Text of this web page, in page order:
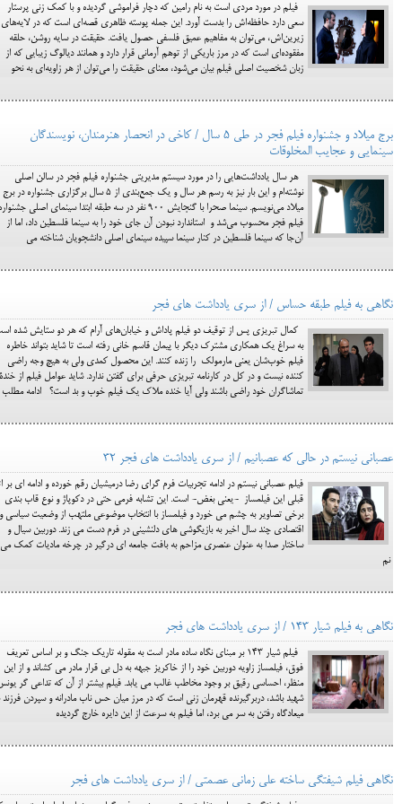
فیلم در مورد مردی است به نام رامین که دچار فراموشی گردیده و با کمک زنی پرستار
سعی دارد حافظه‌اش را بدست آورد. این جمله پوسته ظاهری قصه‌ای است که در لایه‌های
زیرین‌اش، می‌توان به مفاهیم عمیق فلسفی حصول یافت. حقیقت در سایه روشن، حلقه
مفقوده‌ای است که در مرز باریکی از توهم آرمانی قرار دارد و همانند دیالوگ زیبایی که از
زبان شخصیت اصلی فیلم بیان می‌شود، معنای حقیقت را می‌توان از هر زاویه‌ای به نحو
برج میلاد و جشنواره فیلم فجر در طی 5 سال / کاخی در انحصار هنرمندان، نویسندگان
سینمایی و عجایب المخلوقات
هر سال یادداشت‌هایی را در مورد سیستم مدیریتی جشنواره فیلم فجر در سالن اصلی
نوشته‌ام و این بار نیز به رسم هر سال و یک جمع‌بندی از 5 سال برگزاری جشنواره در برج
میلاد می‌نویسم. سینما صحرا با گنجایش 900 نفر در سه طبقه ابتدا سینمای اصلی
فیلم فجر محسوب می‌شد و استاندارد نبودن آن جای خود را به سینما فلسطین داد، اما از
آن‌جا که سینما فلسطین در کنار سینما سپیده سینمای اصلی دانشجویان شناخته می
نگاهی به فیلم طبقه حساس / از سری یادداشت های فجر
کمال تبریزی پس از توقیف دو فیلم پاداش و خیابان‌های آرام که هر دو ستایش شده
به سراغ یک همکاری مشترک دیگر با پیمان قاسم خانی رفته است تا شاید بتواند خاطره
فیلم خوب‌شان یعنی مارمولک را زنده کنند. این محصول کمدی ولی به هیچ وجه راضی
کننده نیست و در کل در کارنامه تبریزی حرفی برای گفتن ندارد. شاید عوامل فیلم از خندة
تماشاگران خود راضی باشند ولی آیا خنده ملاک یک فیلم خوب و بد است؟ ادامه مطلب
عصبانی نیستم در حالی که عصبانیم / از سری یادداشت های فجر 32
فيلم عصباني نيستم در ادامه تجربيات فرم گراي رضا درميشيان رقم خورده و ادامه اي بر
قبلي اين فيلمساز -یعنی بغض- است. اين تشابه فرمي حتي در دكوپاژ و نوع قاب بندي
برخي تصاوير به چشم مي خورد و فيلمساز با انتخاب موضوعي ملتهب از وضعيت سياسي و
اقتصادي چند سال اخير به بازيگوشي هاي دلنشيني در فرم دست مي زند. دوربين سيال و
ساختار صدا به عنوان عنصري مزاحم به بافت جامعه اي درگير در چرخه ماديات كمك مي
نم
نگاهی به فیلم شیار 143 / از سری یادداشت های فجر
فيلم شيار 143 بر مبناي نگاه ساده مادر است به مقوله تاريك جنگ و بر اساس تعريف
فوق، فيلمساز زاويه دوربين خود را از خاكريز جبهه به دل بي قرار مادر مي كشاند و از اين
منظر، احساسي رقيق بر وجود مخاطب غالب مي يابد. فيلم بيشتر از آن كه تداعي گر
شهيد باشد، دربرگيرنده قهرمان زني است كه در مرز ميان حس ناب مادرانه و سپردن فرزند
ميعادگاه رفتن به سر مي برد، اما فيلم به سرعت از اين دايره خارج گرديده
نگاهی فيلم شيفتگي ساخته علي زماني عصمتي / از سری یادداشت های فجر